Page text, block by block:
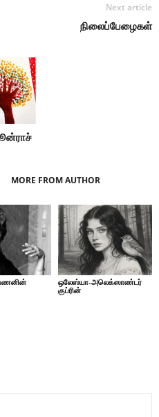
Next article
நிலைப்பேழைகள்
MORE FROM AUTHOR
ஒலேஸ்யா-அலெக்ஸாண்டர்
குப்ரின்